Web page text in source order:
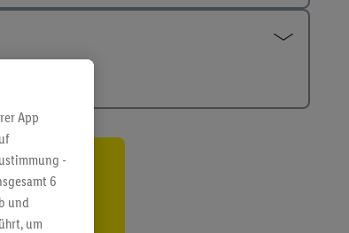
App
-
6
und
um